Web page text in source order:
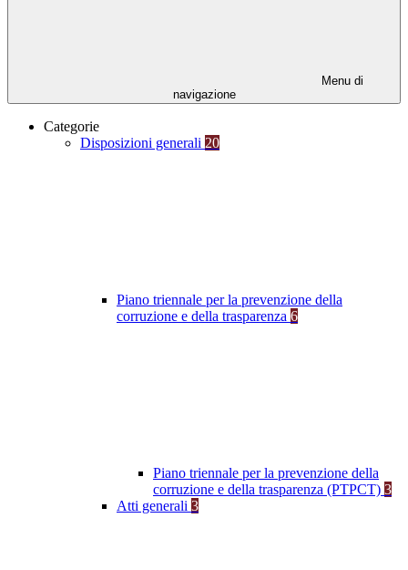
Menu di
navigazione
Categorie
Disposizioni generali 20
Piano triennale per la prevenzione della
corruzione e della trasparenza 6
Piano triennale per la prevenzione della
corruzione e della trasparenza (PTPCT) 3
Atti generali 3